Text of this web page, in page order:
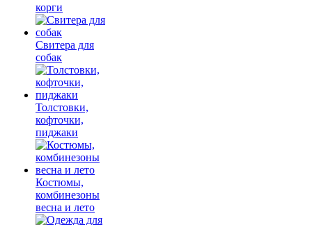
корги
Свитера для
собак
Толстовки,
кофточки,
пиджаки
Костюмы,
комбинезоны
весна и лето